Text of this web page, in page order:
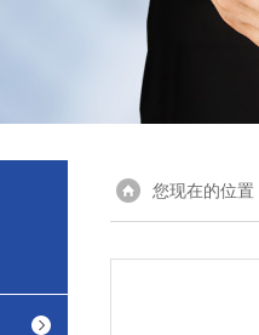
您现在的位置